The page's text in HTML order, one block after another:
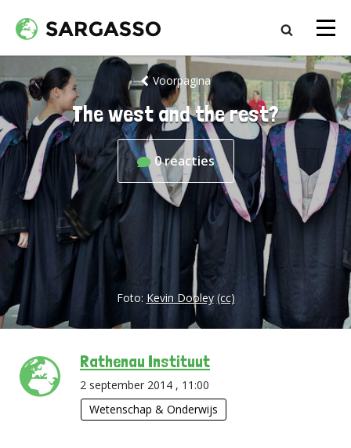
Voorpagina
The west and the rest?
0reacties
Foto: Kevin Dooley (cc)
Rathenau Instituut
2 september 2014 , 11:00
Wetenschap & Onderwijs